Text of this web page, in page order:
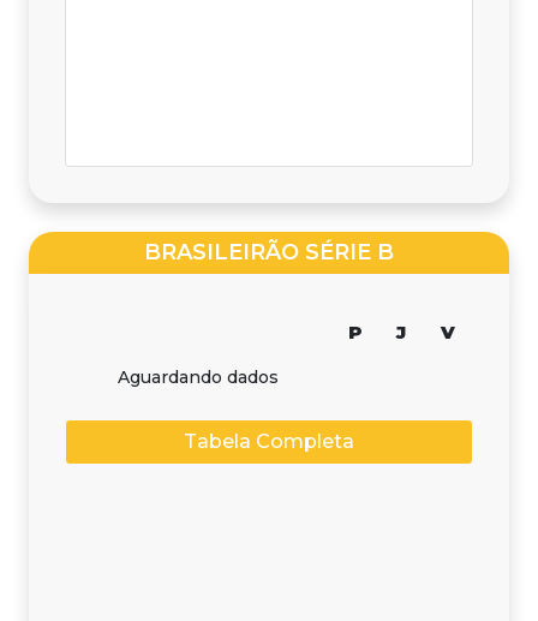
BRASILEIRÃO SÉRIE B
P J V
Aguardando dados
Tabela Completa